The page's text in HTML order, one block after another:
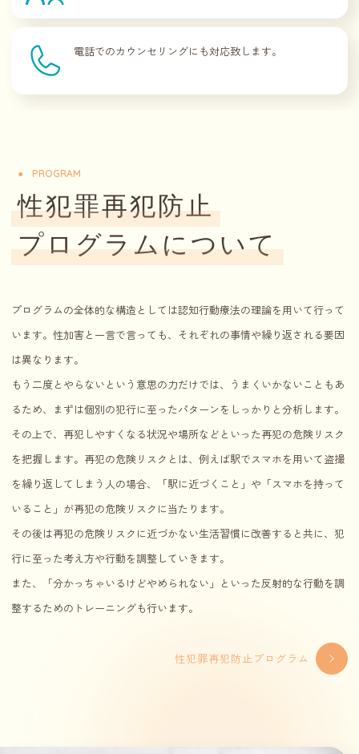
電話でのカウンセリングにも対応致します。
PROGRAM
性犯罪再犯防止
プログラムについて
プログラムの全体的な構造としては認知行動療法の理論を用いて行って
います。性加害と一言で言っても、それぞれの事情や繰り返される要因
は異なります。
もう二度とやらないという意思の力だけでは、うまくいかないこともあ
るため、まずは個別の犯行に至ったパターンをしっかりと分析します。
その上で、再犯しやすくなる状況や場所などといった再犯の危険リスク
を把握します。再犯の危険リスクとは、例えば駅でスマホを用いて盗撮
を繰り返してしまう人の場合、「駅に近づくこと」や「スマホを持って
いること」が再犯の危険リスクに当たります。
その後は再犯の危険リスクに近づかない生活習慣に改善すると共に、犯
行に至った考え方や行動を調整していきます。
また、「分かっちゃいるけどやめられない」といった反射的な行動を調
整するためのトレーニングも行います。
性犯罪再犯防止プログラム